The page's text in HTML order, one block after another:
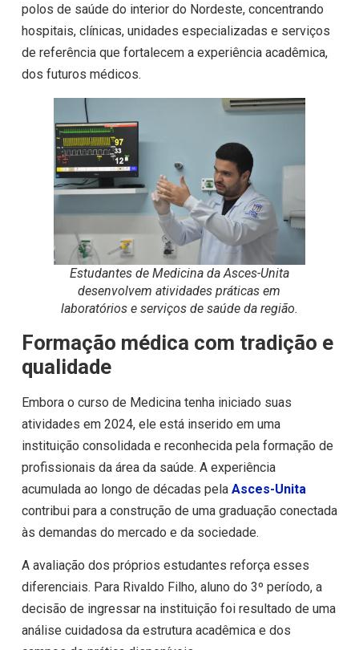
polos de saúde do interior do Nordeste, concentrando
hospitais, clínicas, unidades especializadas e serviços
de referência que fortalecem a experiência acadêmica,
dos futuros médicos.
Estudantes de Medicina da Asces-Unita
desenvolvem atividades práticas em
laboratórios e serviços de saúde da região.
Formação médica com tradição e
qualidade
Embora o curso de Medicina tenha iniciado suas
atividades em 2024, ele está inserido em uma
instituição consolidada e reconhecida pela formação de
profissionais da área da saúde. A experiência
acumulada ao longo de décadas pela Asces-Unita
contribui para a construção de uma graduação conectada
às demandas do mercado e da sociedade.
A avaliação dos próprios estudantes reforça esses
diferenciais. Para Rivaldo Filho, aluno do 3º período, a
decisão de ingressar na instituição foi resultado de uma
análise cuidadosa da estrutura acadêmica e dos